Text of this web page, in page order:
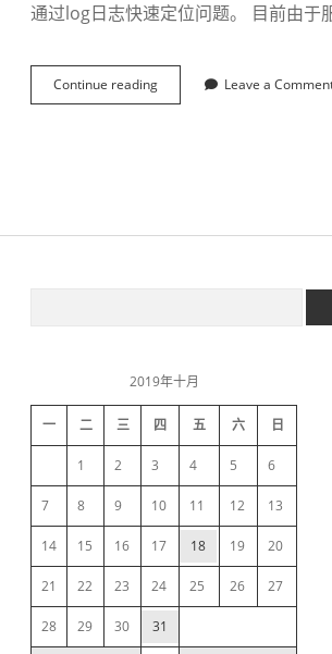
通过log日志快速定位问题。 目前由于
Continue reading
p
o
使
Leave a
d
b
a
r
2019年十月
一 二 三 四 五 六 日
1 2 3 4 5 6
7 8 9 10 11 12 13
14 15 16 17 18 19 20
21 22 23 24 25 26 27
28 29 30 31